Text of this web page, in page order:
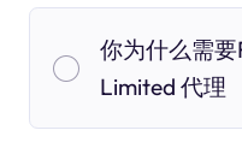
你为什么需要
Limited 代理